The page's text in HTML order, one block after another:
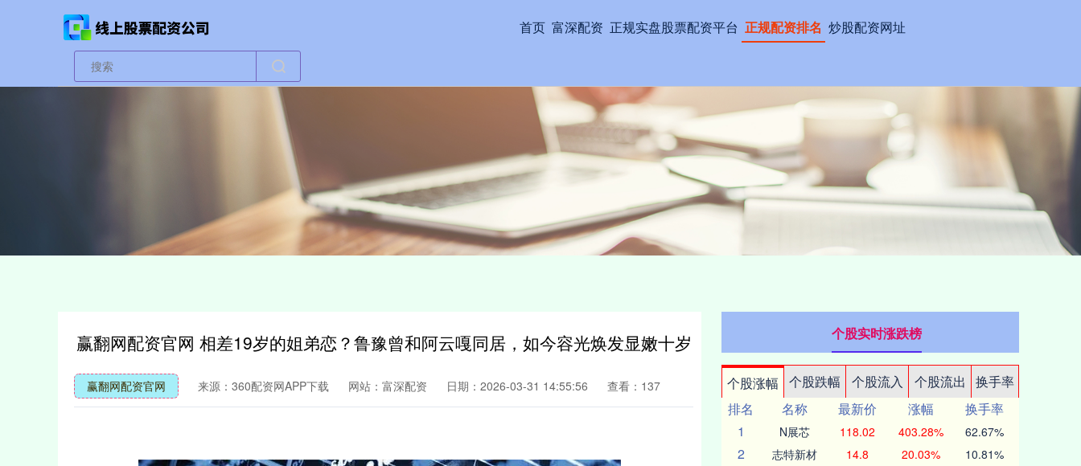
首页 富深配资 正规实盘股票配资平台 正规配资排名 炒股配资网址
赢翻网配资官网 相差19岁的姐弟恋？鲁豫曾和阿云嘎同居，如今容光焕发显嫩十岁
赢翻网配资官网 来源：360配资网APP下载 网站：富深配资 日期：2026-03-31 14:55:56 查看：137
个股实时涨跌榜
个股涨幅 个股跌幅 个股流入 个股流出
换手率
排名
名称 最新价 涨幅
换手率
1
N展芯 118.02 403.28% 62.67%
2 志特新材 14.8 20.03% 10.81%